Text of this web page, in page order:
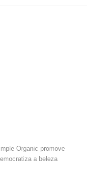
Organic promove
a beleza